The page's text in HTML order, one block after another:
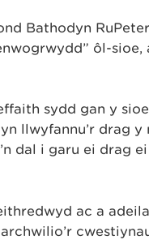
Bathodyn
ôl-sioe,
sydd gan y
llwyfannu’r drag y
dal i garu ei drag ei
ac a